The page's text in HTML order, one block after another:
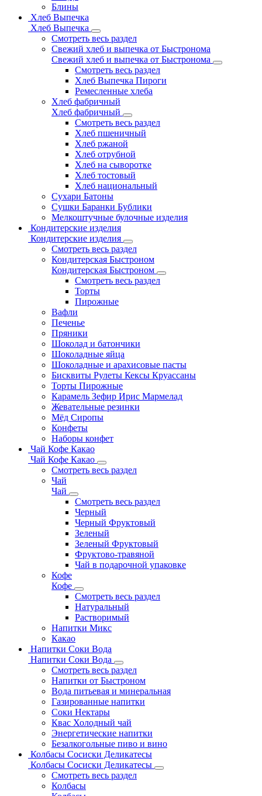
Блины
Хлеб Выпечка
Хлеб Выпечка
Смотреть весь раздел
Свежий хлеб и выпечка от Быстронома
Свежий хлеб и выпечка от Быстронома
Смотреть весь раздел
Хлеб Выпечка Пироги
Ремесленные хлеба
Хлеб фабричный
Хлеб фабричный
Смотреть весь раздел
Хлеб пшеничный
Хлеб ржаной
Хлеб отрубной
Хлеб на сыворотке
Хлеб тостовый
Хлеб национальный
Сухари Батоны
Сушки Баранки Бублики
Мелкоштучные булочные изделия
Кондитерские изделия
Кондитерские изделия
Смотреть весь раздел
Кондитерская Быстроном
Кондитерская Быстроном
Смотреть весь раздел
Торты
Пирожные
Вафли
Печенье
Пряники
Шоколад и батончики
Шоколадные яйца
Шоколадные и арахисовые пасты
Бисквиты Рулеты Кексы Круассаны
Торты Пирожные
Карамель Зефир Ирис Мармелад
Жевательные резинки
Мёд Сиропы
Конфеты
Наборы конфет
Чай Кофе Какао
Чай Кофе Какао
Смотреть весь раздел
Чай
Чай
Смотреть весь раздел
Черный
Черный Фруктовый
Зеленый
Зеленый Фруктовый
Фруктово-травяной
Чай в подарочной упаковке
Кофе
Кофе
Смотреть весь раздел
Натуральный
Растворимый
Напитки Микс
Какао
Напитки Соки Вода
Напитки Соки Вода
Смотреть весь раздел
Напитки от Быстроном
Вода питьевая и минеральная
Газированные напитки
Соки Нектары
Квас Холодный чай
Энергетические напитки
Безалкогольные пиво и вино
Колбасы Сосиски Деликатесы
Колбасы Сосиски Деликатесы
Смотреть весь раздел
Колбасы